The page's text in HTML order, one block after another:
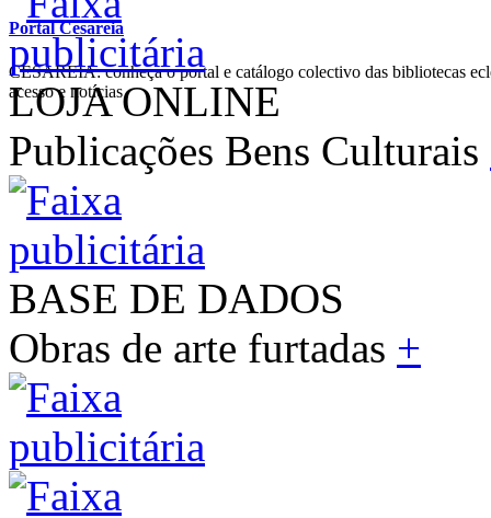
Portal Cesareia
CESAREIA: conheça o portal e catálogo colectivo das bibliotecas
acesso e notícias
LOJA ONLINE
Publicações Bens Culturais
BASE DE DADOS
Obras de arte furtadas +